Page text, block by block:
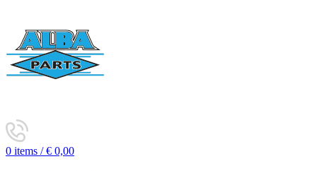
0 items / € 0,00